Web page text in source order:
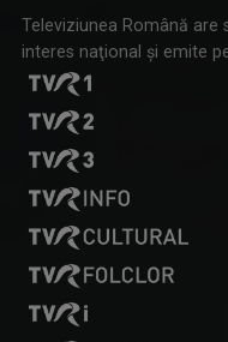
Televiziunea Română
interes naţional şi emite